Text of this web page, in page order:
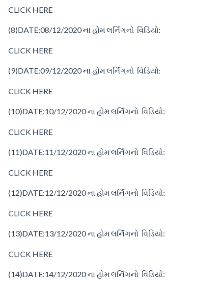
CLICK HERE
(8)DATE:08/12/2020ના હોમલર્નિંગનો વિડિયો:
CLICK HERE
(9)DATE:09/12/2020ના હોમલર્નિંગનો વિડિયો:
CLICK HERE
(10)DATE:10/12/2020ના હોમલર્નિંગનો વિડિયો:
CLICK HERE
(11)DATE:11/12/2020ના હોમલર્નિંગનો વિડિયો:
CLICK HERE
(12)DATE:12/12/2020ના હોમલર્નિંગનો વિડિયો:
CLICK HERE
(13)DATE:13/12/2020ના હોમલર્નિંગનો વિડિયો:
CLICK HERE
(14)DATE:14/12/2020ના હોમલર્નિંગનો વિડિયો: